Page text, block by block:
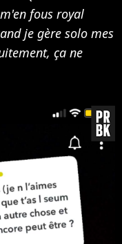
fous royal
je gère solo mes
ça ne